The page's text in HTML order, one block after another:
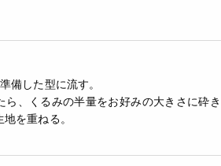
備した型に流す。
ら、くるみの半量をお好みの大きさに砕き
を重ねる。